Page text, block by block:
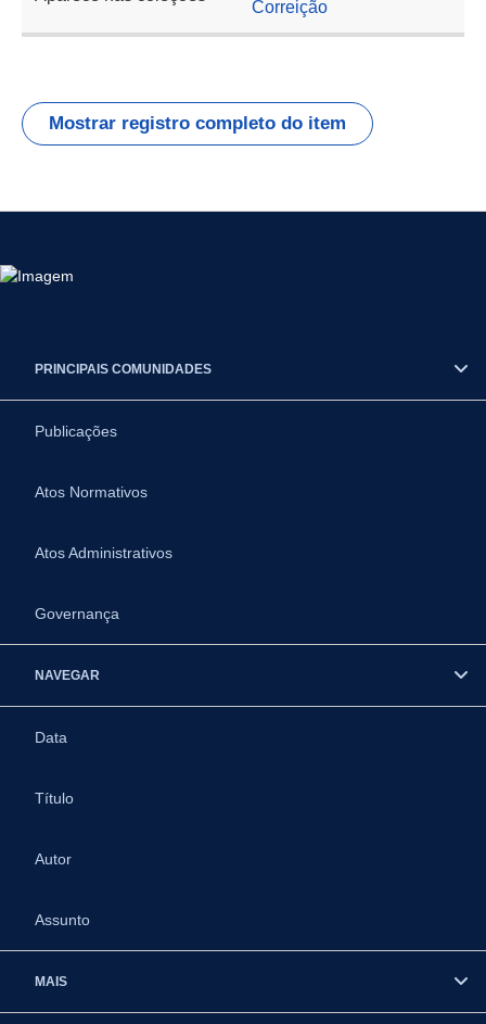
Correição
Mostrar registro completo do item
PRINCIPAIS COMUNIDADES
Publicações
Atos Normativos
Atos Administrativos
Governança
NAVEGAR
Data
Título
Autor
Assunto
MAIS